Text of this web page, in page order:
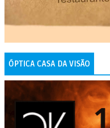
ÓPTICA CASA DA VISÃO